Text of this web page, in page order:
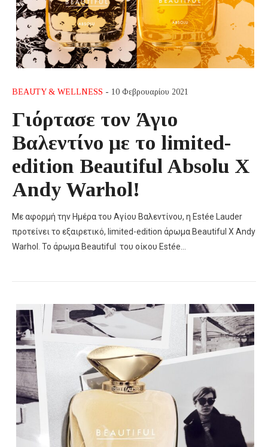
BEAUTY & WELLNESS - 10 Φεβρουαρίου 2021
Γιόρτασε τον Άγιο
Βαλεντίνο με το limited-
edition Beautiful Absolu Χ
Andy Warhol!
Με αφορμή την Ημέρα του Αγίου Βαλεντίνου, η Estée Lauder
προτείνει το εξαιρετικό, limited-edition άρωμα Beautiful X Andy
Warhol. Το άρωμα Beautiful του οίκου Estée…